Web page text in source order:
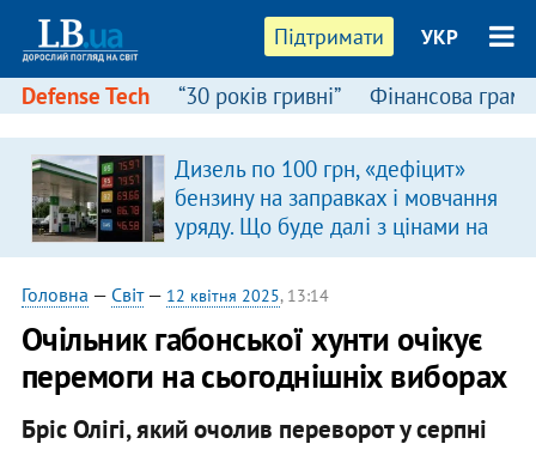
Підтримати УКР
Defense Tech “30 років гривні” Фінансова
Дизель по 100 грн, «дефіцит»
бензину на заправках і мовчання
уряду. Що буде далі з цінами на
пальне?
Головна — Світ— 12 квітня 2025, 13:14
Очільник габонської хунти очікує
перемоги на сьогоднішніх виборах
Бріс Олігі, який очолив переворот у серпні